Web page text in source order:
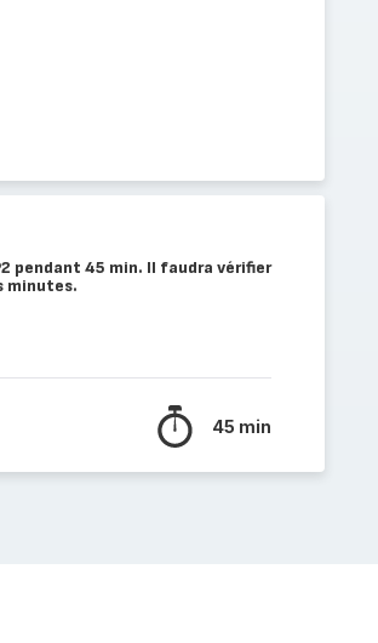
pendant 45 min. Il faudra vérifier
minutes.
45 min